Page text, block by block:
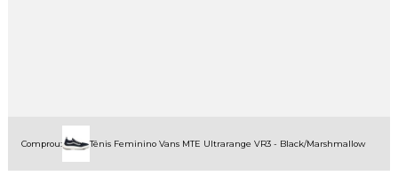
Comprou: Tênis Feminino Vans MTE Ultrarange VR3 - Black/Marshmallow